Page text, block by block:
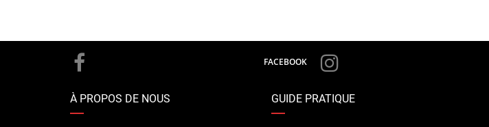
FACEBOOK
À PROPOS DE NOUS GUIDE PRATIQUE